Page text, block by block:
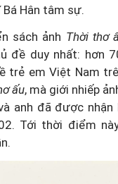
Hân tâm sự.
sách ảnh Thời thơ
đề duy nhất: hơn
trẻ em Việt Nam
ấu, mà giới nhiếp
anh đã được
Tới thời điểm